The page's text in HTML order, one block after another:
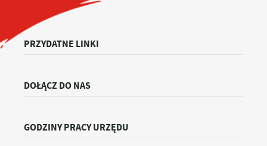
PRZYDATNE LINKI
DOŁĄCZ DO NAS
GODZINY PRACY URZĘDU